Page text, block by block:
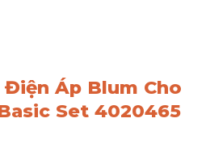
Áp Blum Cho
Set 4020465